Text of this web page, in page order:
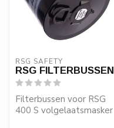
RSG SAFETY
RSG FILTERBUSSEN
Filterbussen voor RSG
400 S volgelaatsmasker